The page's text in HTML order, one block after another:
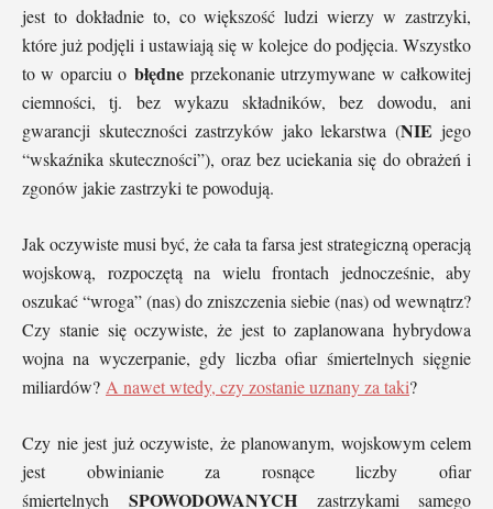
jest to dokładnie to, co większość ludzi wierzy w zastrzyki,
które już podjęli i ustawiają się w kolejce do podjęcia. Wszystko
to w oparciu o błędneprzekonanie utrzymywane w całkowitej
ciemności, tj. bez wykazu składników, bez dowodu, ani
gwarancji skuteczności zastrzyków jako lekarstwa (NIE jego
“wskaźnika skuteczności”), oraz bez uciekania się do obrażeń i
zgonów jakie zastrzyki te powodują.
Jak oczywiste musi być, że cała ta farsa jest strategiczną operacją
wojskową, rozpoczętą na wielu frontach jednocześnie, aby
oszukać “wroga” (nas) do zniszczenia siebie (nas) od wewnątrz?
Czy stanie się oczywiste, że jest to zaplanowana hybrydowa
wojna na wyczerpanie, gdy liczba ofiar śmiertelnych sięgnie
miliardów? A nawet wtedy, czy zostanie uznany za taki?
Czy nie jest już oczywiste, że planowanym, wojskowym celem
jest obwinianie za rosnące liczby ofiar
śmiertelnych SPOWODOWANYCH zastrzykami samego